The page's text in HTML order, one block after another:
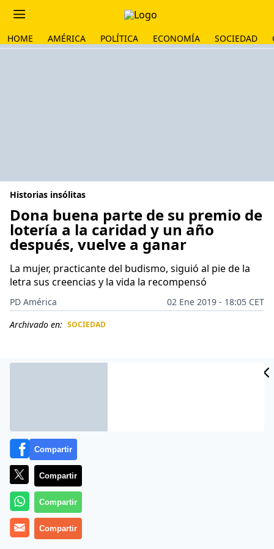
HOME AMÉRICA POLÍTICA ECONOMÍA SOCIEDAD
Historias insólitas
Dona buena parte de su premio de
lotería a la caridad y un año
después, vuelve a ganar
La mujer, practicante del budismo, siguió al pie de la
letra sus creencias y la vida la recompensó
PD América
02 Ene 2019 - 18:05 CET
Archivado en: SOCIEDAD
No cabe duda que no hay nada mejor en este mundo
quecompartir con los demás,
Compartir
Compartir
Compartir
Compartir